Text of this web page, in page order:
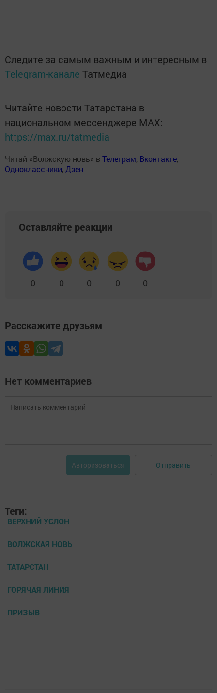
Следите за самым важным и интересным в
Telegram-канале Татмедиа
Читайте новости Татарстана в
национальном мессенджере MАХ:
https://max.ru/tatmedia
Читай «Волжскую новь» в Телеграм, Вконтакте,
Одноклассники,Дзен
Оставляйте реакции
0 0 0 0 0
Расскажите друзьям
Нет комментариев
Авторизоваться Отправить
Теги:
ВЕРХНИЙ УСЛОН
ВОЛЖСКАЯ НОВЬ
ТАТАРСТАН
ГОРЯЧАЯ ЛИНИЯ
ПРИЗЫВ